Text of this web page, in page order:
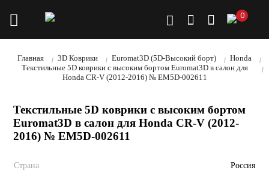
0
Главная 3D Коврики Euromat3D (5D-Высокий борт)
Honda
Текстильные 5D коврики с высоким бортом Euromat3D в салон для
Honda CR-V (2012-2016) № EM5D-002611
Текстильные 5D коврики с высоким бортом
Euromat3D в салон для Honda CR-V (2012-
2016) № EM5D-002611
Страна Россия